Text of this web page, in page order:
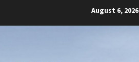
August 6, 2026